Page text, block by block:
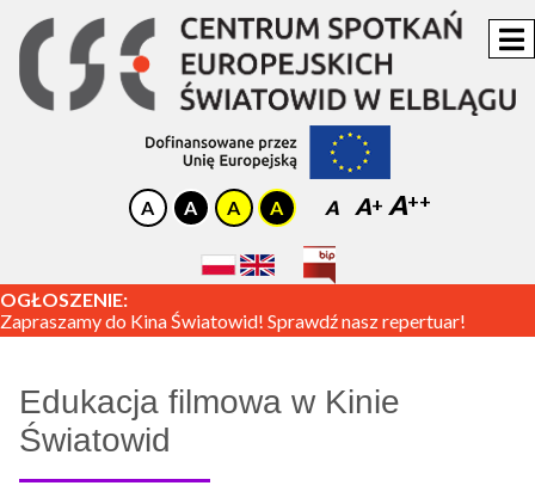
A A A
OGŁOSZENIE:
Zapraszamy do Kina Światowid! Sprawdź nasz repertuar!
Edukacja filmowa w Kinie
Światowid